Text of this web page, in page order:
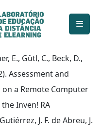
E., Gütl, C., Beck, D.,
Assessment and
a Remote Computer
Inven! RA
J. F. de Abreu, J.